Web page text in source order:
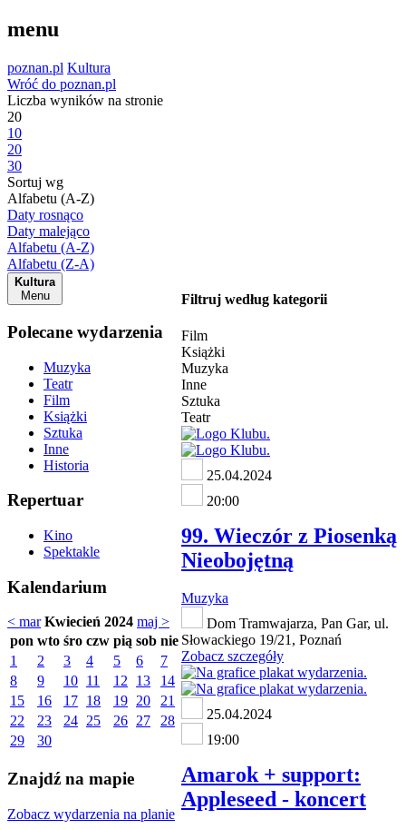
menu
poznan.pl Kultura
Wróć do poznan.pl
Liczba wyników na stronie
20
10
20
30
Sortuj wg
Alfabetu (A-Z)
Daty rosnąco
Daty malejąco
Alfabetu (A-Z)
Alfabetu (Z-A)
Kultura
Menu
Polecane wydarzenia
Muzyka
Teatr
Film
Książki
Sztuka
Inne
Historia
Repertuar
Kino
Spektakle
Kalendarium
< mar Kwiecień 2024 maj >
pon wto śro czw pią sob nie
1
2 3 4 5 6
7
8
9 10 11 12 13
14
15
16 17 18 19 20
21
22
23 24 25 26 27
28
29
30
Znajdź na mapie
Zobacz wydarzenia na planie
Filtruj według kategorii
Film
Książki
Muzyka
Inne
Sztuka
Teatr
25.04.2024
20:00
99. Wieczór z Piosenką
Nieobojętną
Muzyka
Dom Tramwajarza, Pan Gar, ul.
Słowackiego 19/21, Poznań
Zobacz szczegóły
25.04.2024
19:00
Amarok + support:
Appleseed - koncert